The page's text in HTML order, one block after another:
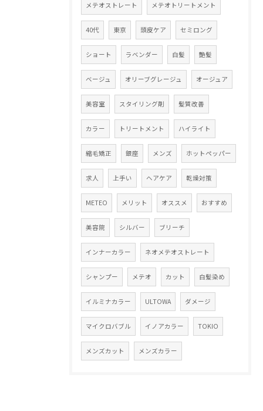
メテオストレート メテオトリートメント
40代 東京 頭皮ケア セミロング
ショート ラベンダー 白髪 艶髪
ベージュ オリーブグレージュ オージュア
美容室 スタイリング剤 髪質改善
カラー トリートメント ハイライト
縮毛矯正 銀座 メンズ ホットペッパー
求人 上手い ヘアケア 乾燥対策
METEO メリット オススメ おすすめ
美容院 シルバー ブリーチ
インナーカラー ネオメテオストレート
シャンプー メテオ カット 白髪染め
イルミナカラー ULTOWA ダメージ
マイクロバブル イノアカラー TOKIO
メンズカット メンズカラー